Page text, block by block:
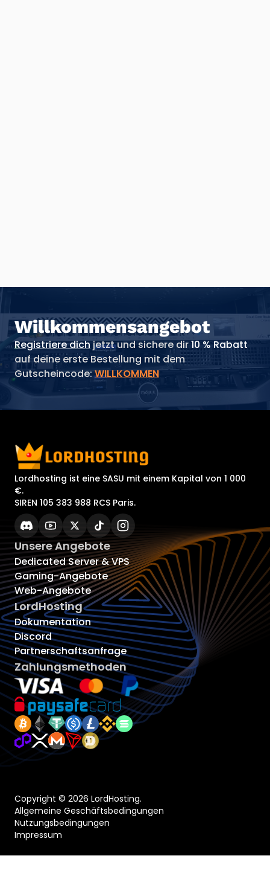
Willkommensangebot
Registriere dichjetzt und sichere dir10 % Rabatt
auf deine erste Bestellung mit dem
Gutscheincode:WILLKOMMEN
Unsere Angebote
Dedicated Server & VPS
Gaming-Angebote
Web-Angebote
LordHosting
Dokumentation
Discord
Partnerschaftsanfrage
Zahlungsmethoden
Lordhosting ist eine SASU mit einem Kapital von 1 000
€.
SIREN 105 383 988 RCS Paris.
Copyright © 2026 LordHosting.
Allgemeine Geschäftsbedingungen
Nutzungsbedingungen
Impressum